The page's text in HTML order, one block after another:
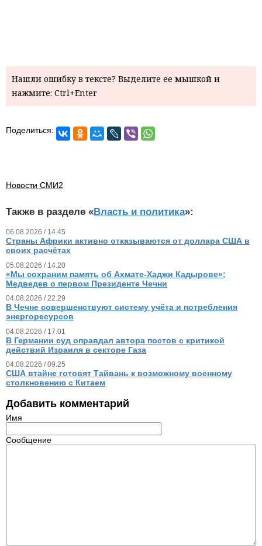
Нашли ошибку в тексте? Выделите ее мышкой и
нажмите: Ctrl+Enter
Поделиться:
Новости СМИ2
Также в разделе «Власть и политика»:
06.08.2026 / 14.45
Страны Африки активно отказываются от доллара США в
своих расчётах
05.08.2026 / 14.20
«Мы сохраним память об Ахмате-Хаджи Кадырове»:
Медведев о первом Президенте Чечни
04.08.2026 / 22.29
В Чечне совершенствуют систему учёта и потребления
энергоресурсов
04.08.2026 / 17.01
В Германии суд оправдал автора постов с критикой
действий Израиля в секторе Газа
04.08.2026 / 09.25
США втайне готовят Тайвань к возможному военному
столкновению с Китаем
Добавить комментарий
Имя
Сообщение